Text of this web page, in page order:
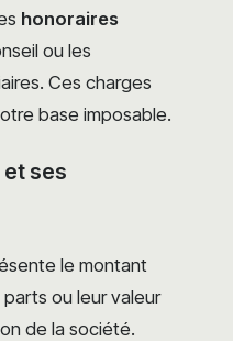
honoraires
ou les
Ces charges
base imposable.
et ses
le montant
ou leur valeur
de la société.